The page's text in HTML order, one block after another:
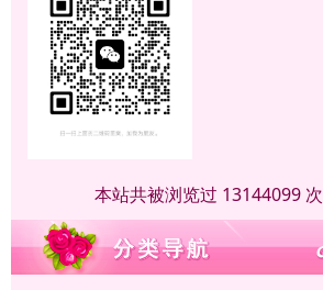
本站共被浏览过 13144099 次